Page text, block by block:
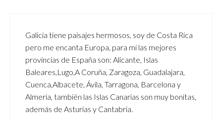
Galicia tiene paisajes hermosos, soy de Costa Rica
pero me encanta Europa, para mi las mejores
provincias de España son: Alicante, Islas
Baleares,Lugo,A Coruña, Zaragoza, Guadalajara,
Cuenca,Albacete, Ávila, Tarragona, Barcelona y
Almería, también las Islas Canarias son muy bonitas,
además de Asturias y Cantabria.